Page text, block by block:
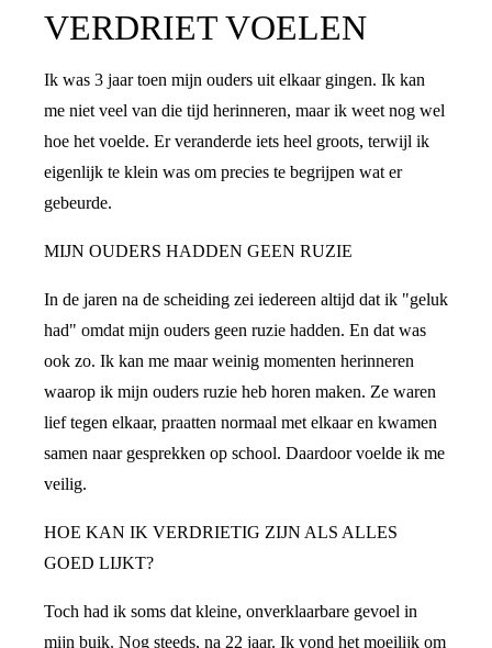
VERDRIET VOELEN
Ik was 3 jaar toen mijn ouders uit elkaar gingen. Ik kan
me niet veel van die tijd herinneren, maar ik weet nog wel
hoe het voelde. Er veranderde iets heel groots, terwijl ik
eigenlijk te klein was om precies te begrijpen wat er
gebeurde.
MIJN OUDERS HADDEN GEEN RUZIE
In de jaren na de scheiding zei iedereen altijd dat ik "geluk
had" omdat mijn ouders geen ruzie hadden. En dat was
ook zo. Ik kan me maar weinig momenten herinneren
waarop ik mijn ouders ruzie heb horen maken. Ze waren
lief tegen elkaar, praatten normaal met elkaar en kwamen
samen naar gesprekken op school. Daardoor voelde ik me
veilig.
HOE KAN IK VERDRIETIG ZIJN ALS ALLES
GOED LIJKT?
Toch had ik soms dat kleine, onverklaarbare gevoel in
mijn buik. Nog steeds, na 22 jaar. Ik vond het moeilijk om